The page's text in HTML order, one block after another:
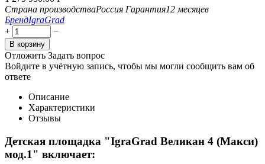
Страна производстваРоссия Гарантия12 месяцев
БрендIgraGrad
+
−
В корзину
Отложить Задать вопрос
Войдите в учётную запись, чтобы мы могли сообщить вам об
ответе
Описание
Характеристики
Отзывы
Детская площадка "IgraGrad Великан 4 (Макси)
мод.1" включает: